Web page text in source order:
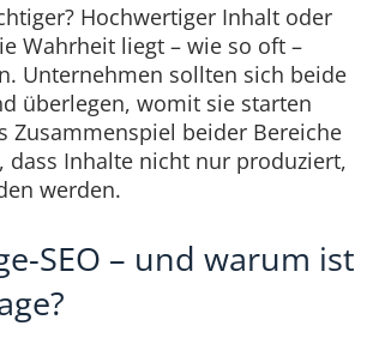
Hochwertiger Inhalt oder
Wahrheit liegt – wie so oft –
Unternehmen sollten sich beide
überlegen, womit sie starten
Zusammenspiel beider Bereiche
dass Inhalte nicht nur produziert,
werden.
SEO – und warum ist